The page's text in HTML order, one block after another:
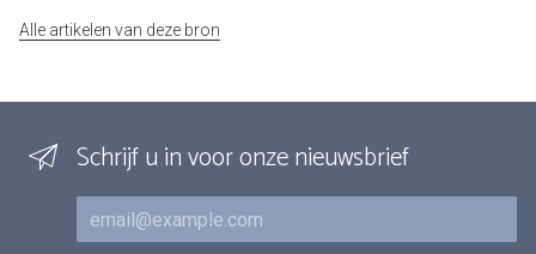
Alle artikelen van deze bron
Schrijf u in voor onze nieuwsbrief
E-mail